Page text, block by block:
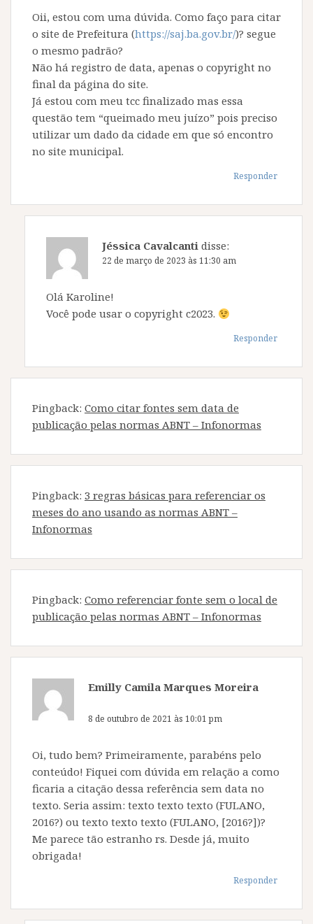
Oii, estou com uma dúvida. Como faço para citar
o site de Prefeitura (https://saj.ba.gov.br/)? segue
o mesmo padrão?
Não há registro de data, apenas o copyright no
final da página do site.
Já estou com meu tcc finalizado mas essa
questão tem “queimado meu juízo” pois preciso
utilizar um dado da cidade em que só encontro
no site municipal.
Responder
Jéssica Cavalcanti disse:
22 de março de 2023 às 11:30 am
Olá Karoline!
Você pode usar o copyright c2023.
Responder
Pingback: Como citar fontes sem data de
publicação pelas normas ABNT – Infonormas
Pingback: 3 regras básicas para referenciar os
meses do ano usando as normas ABNT –
Infonormas
Pingback: Como referenciar fonte sem o local de
publicação pelas normas ABNT – Infonormas
Emilly Camila Marques Moreira
disse:
8 de outubro de 2021 às 10:01 pm
Oi, tudo bem? Primeiramente, parabéns pelo
conteúdo! Fiquei com dúvida em relação a como
ficaria a citação dessa referência sem data no
texto. Seria assim: texto texto texto (FULANO,
2016?) ou texto texto texto (FULANO, [2016?])?
Me parece tão estranho rs. Desde já, muito
obrigada!
Responder